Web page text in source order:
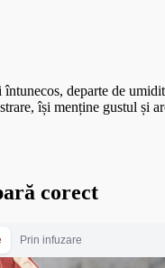
departe de
își menține gustul și
corect
Prin infuzare